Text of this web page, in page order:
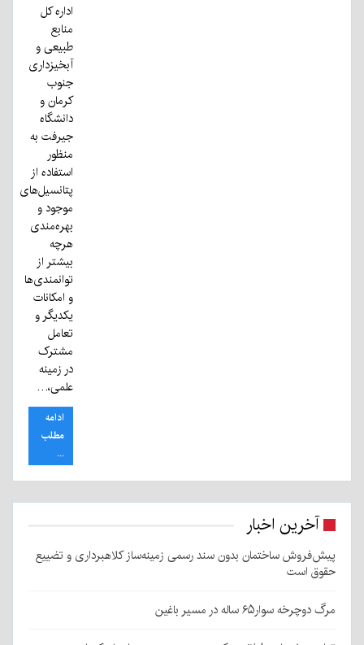
اداره کل
منابع
طبیعی و
آبخیزداری
جنوب
کرمان و
دانشگاه
جیرفت به
منظور
استفاده از
پتانسیل‌های
موجود و
بهره‌مندی
هرچه
بیشتر از
توانمندی‌ها
و امکانات
یکدیگر و
تعامل
مشترک
در زمینه
علمی،…
ادامه
مطلب
...
آخرین اخبار
پیش‌فروش ساختمان بدون سند رسمی زمینه‌ساز کلاهبرداری و تضییع
حقوق است
مرگ دوچرخه سوار۶۵ ساله در مسیر باغین